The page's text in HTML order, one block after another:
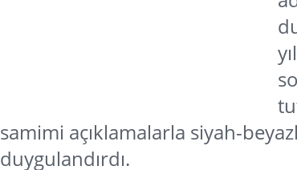
samimi açıklamalarla siyah-
duygulandırdı.